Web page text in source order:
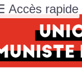
Accès rapide